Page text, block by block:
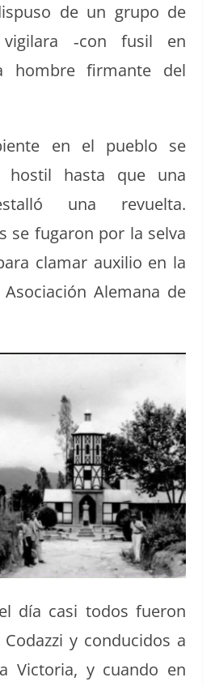
de un grupo de
‑con fusil en
hom­bre fir­mante del
en el pueblo se
has­ta que una
una revuelta.
se fugaron por la sel­va
cla­mar aux­ilio en la
Ale­m­ana de
día casi todos fueron
y con­duci­dos a
Vic­to­ria, y cuan­do en